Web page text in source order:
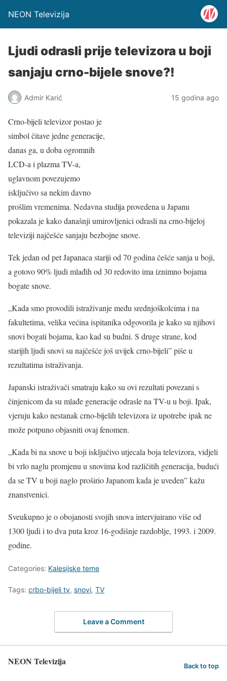
NEON Televizija
Ljudi odrasli prije televizora u boji
sanjaju crno-bijele snove?!
Admir Karić 15 godina ago
Crno-bijeli televizor postao je
simbol čitave jedne generacije,
danas ga, u doba ogromnih
LCD-a i plazma TV-a,
uglavnom povezujemo
isključivo sa nekim davno
prošlim vremenima. Nedavna studija provedena u Japanu
pokazala je kako današnji umirovljenici odrasli na crno-bijeloj
televiziji najčešće sanjaju bezbojne snove.
Tek jedan od pet Japanaca stariji od 70 godina češće sanja u boji,
a gotovo 90% ljudi mlađih od 30 redovito ima iznimno bojama
bogate snove.
„Kada smo provodili istraživanje među srednjoškolcima i na
fakultetima, velika većina ispitanika odgovorila je kako su njihovi
snovi bogati bojama, kao kad su budni. S druge strane, kod
starijih ljudi snovi su najčešće još uvijek crno-bijeli” piše u
rezultatima istraživanja.
Japanski istraživači smatraju kako su ovi rezultati povezani s
činjenicom da su mlađe generacije odrasle na TV-u u boji. Ipak,
vjeruju kako nestanak crno-bijelih televizora iz upotrebe ipak ne
može potpuno objasniti ovaj fenomen.
„Kada bi na snove u boji isključivo utjecala boja televizora, vidjeli
bi vrlo naglu promjenu u snovima kod različitih generacija, budući
da se TV u boji naglo proširio Japanom kada je uveden” kažu
znanstvenici.
Sveukupno je o obojanosti svojih snova intervjuirano više od
1300 ljudi i to dva puta kroz 16-godišnje razdoblje, 1993. i 2009.
godine.
Categories: Kalesijske teme
Tags: crbo-bijeli tv, snovi, TV
Leave a Comment
NEON Televizija Back to top